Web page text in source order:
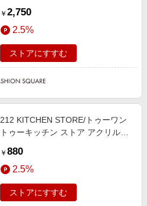
ード＞ その他 00(FREE)
￥ 2,750
2.5%
ストアにすすむ
212 KITCHEN STORE/トゥーワン
トゥーキッチン ストア アクリルマ
＞ その他 00(FREE)
￥ 880
2.5%
ストアにすすむ